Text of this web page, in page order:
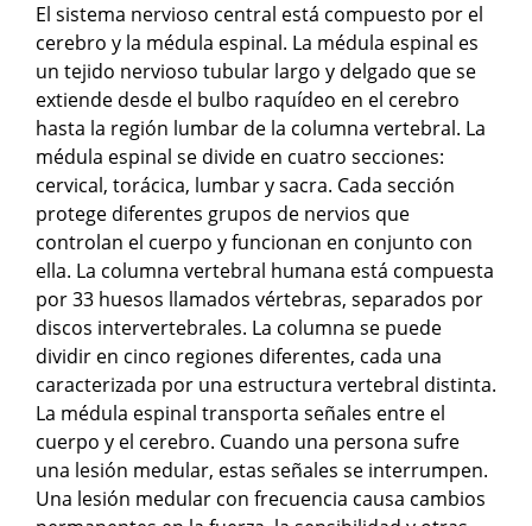
El sistema nervioso central está compuesto por el
cerebro y la médula espinal. La médula espinal es
un tejido nervioso tubular largo y delgado que se
extiende desde el bulbo raquídeo en el cerebro
hasta la región lumbar de la columna vertebral. La
médula espinal se divide en cuatro secciones:
cervical, torácica, lumbar y sacra. Cada sección
protege diferentes grupos de nervios que
controlan el cuerpo y funcionan en conjunto con
ella. La columna vertebral humana está compuesta
por 33 huesos llamados vértebras, separados por
discos intervertebrales. La columna se puede
dividir en cinco regiones diferentes, cada una
caracterizada por una estructura vertebral distinta.
La médula espinal transporta señales entre el
cuerpo y el cerebro. Cuando una persona sufre
una lesión medular, estas señales se interrumpen.
Una lesión medular con frecuencia causa cambios